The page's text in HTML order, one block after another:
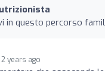
in questo percorso
2 years ago